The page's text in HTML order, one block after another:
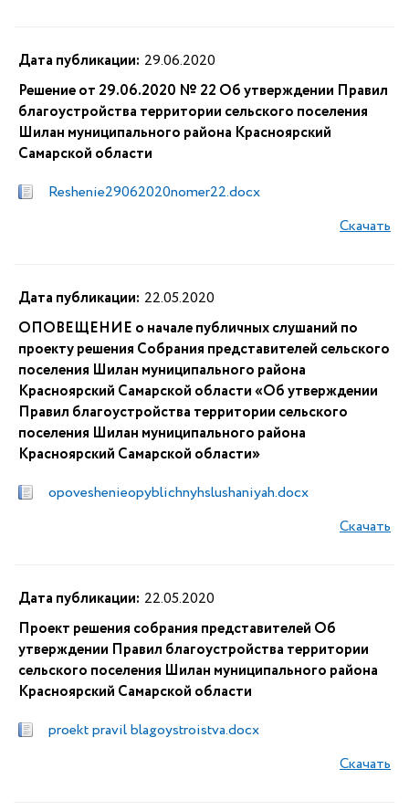
Дата публикации: 29.06.2020
Решение от 29.06.2020 № 22 Об утверждении Правил
благоустройства территории сельского поселения
Шилан муниципального района Красноярский
Самарской области
Reshenie29062020nomer22.docx
Скачать
Дата публикации: 22.05.2020
ОПОВЕЩЕНИЕ о начале публичных слушаний по
проекту решения Собрания представителей сельского
поселения Шилан муниципального района
Красноярский Самарской области «Об утверждении
Правил благоустройства территории сельского
поселения Шилан муниципального района
Красноярский Самарской области»
opoveshenieopyblichnyhslushaniyah.docx
Скачать
Дата публикации: 22.05.2020
Проект решения собрания представителей Об
утверждении Правил благоустройства территории
сельского поселения Шилан муниципального района
Красноярский Самарской области
proekt pravil blagoystroistva.docx
Скачать